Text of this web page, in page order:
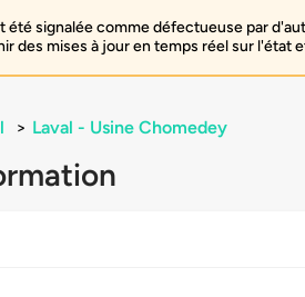
signalée comme défectueuse par
des mises à jour en temps réel sur l'état
> Laval - Usine Chomedey